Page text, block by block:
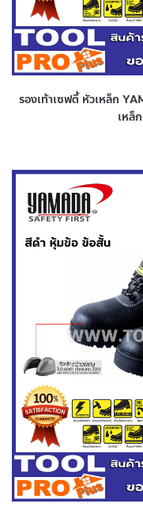
รองเท้าเซฟตี้ หัวเหล็ก
เหล็